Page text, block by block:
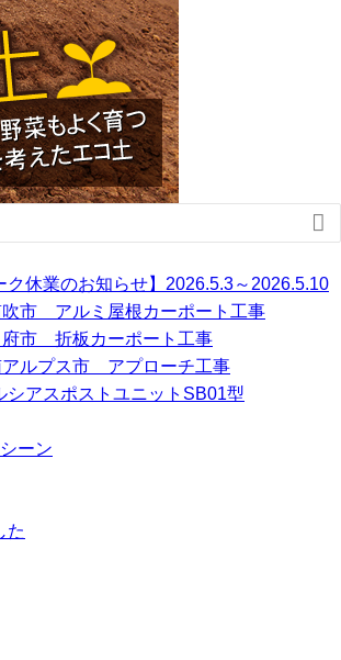

ク休業のお知らせ】2026.5.3～2026.5.10
市 アルミ屋根カーポート工事
市 折板カーポート工事
ルプス市 アプローチ工事
シアスポストユニットSB01型
ーン
た